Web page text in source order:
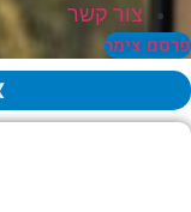
צור קשר
צימר